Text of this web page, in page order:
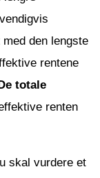
den lengste
rentene
De totale
renten
skal vurdere et